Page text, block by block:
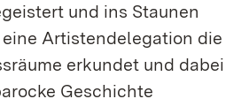
und ins Staunen
Artistendelegation die
erkundet und dabei
Geschichte